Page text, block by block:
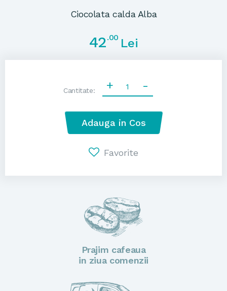
Ciocolata calda Alba
42.00 Lei
Cantitate: + -
Adauga in Cos
Favorite
Prajim cafeaua
in ziua comenzii